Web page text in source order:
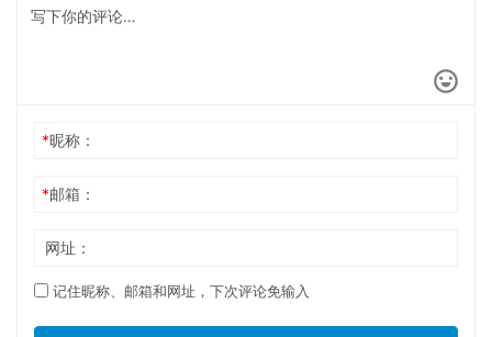
*昵称：
*邮箱：
网址：
记住昵称、邮箱和网址，下次评论免输入